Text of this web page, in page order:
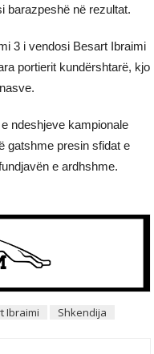
barazpeshë në rezultat.
3 i vendosi Besart Ibraimi
portierit kundërshtarë, kjo
ndeshjeve kampionale
gatshme presin sfidat e
e ardhshme.
Ibraimi Shkendija